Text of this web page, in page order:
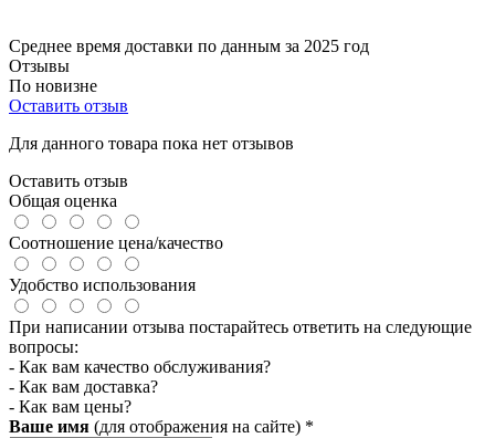
Среднее время доставки по данным за 2025 год
Отзывы
По новизне
Оставить отзыв
Для данного товара пока нет отзывов
Оставить отзыв
Общая оценка
Соотношение цена/качество
Удобство использования
При написании отзыва постарайтесь ответить на следующие
вопросы:
- Как вам качество обслуживания?
- Как вам доставка?
- Как вам цены?
Ваше имя (для отображения на сайте) *